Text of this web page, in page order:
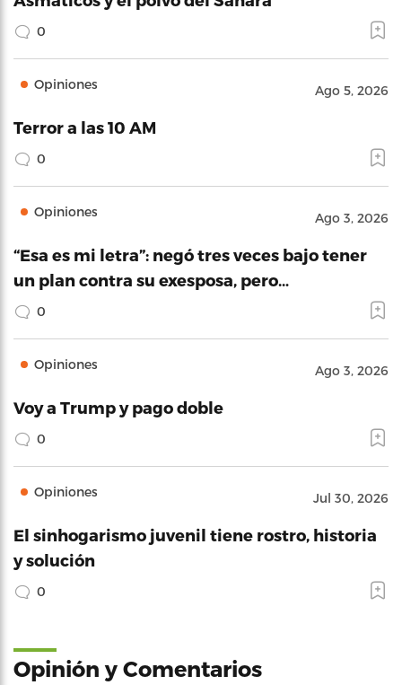
0
Opiniones Ago 5, 2026
Terror a las 10 AM
0
Opiniones Ago 3, 2026
“Esa es mi letra”: negó tres veces bajo tener
un plan contra su exesposa, pero…
0
Opiniones Ago 3, 2026
Voy a Trump y pago doble
0
Opiniones Jul 30, 2026
El sinhogarismo juvenil tiene rostro, historia
y solución
0
Opinión y Comentarios